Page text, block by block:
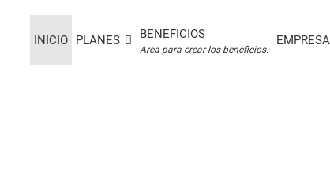
INICIO PLANES BENEFICIOS
Area para crear los beneficios.
EMPRESA